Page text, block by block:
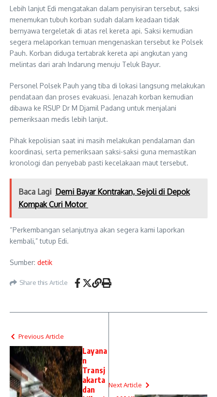
Lebih lanjut Edi mengatakan dalam penyisiran tersebut, saksi
menemukan tubuh korban sudah dalam keadaan tidak
bernyawa tergeletak di atas rel kereta api. Saksi kemudian
segera melaporkan temuan mengenaskan tersebut ke Polsek
Pauh. Korban diduga tertabrak kereta api angkutan yang
melintas dari arah Indarung menuju Teluk Bayur.
Personel Polsek Pauh yang tiba di lokasi langsung melakukan
pendataan dan proses evakuasi. Jenazah korban kemudian
dibawa ke RSUP Dr M Djamil Padang untuk menjalani
pemeriksaan medis lebih lanjut.
Pihak kepolisian saat ini masih melakukan pendalaman dan
koordinasi, serta pemeriksaan saksi-saksi guna memastikan
kronologi dan penyebab pasti kecelakaan maut tersebut.
Baca Lagi Demi Bayar Kontrakan, Sejoli di Depok
Kompak Curi Motor
“Perkembangan selanjutnya akan segera kami laporkan
kembali,” tutup Edi.
Sumber: detik
Share this Article
Previous Article
Layana
n
Transj
akarta
dan
Next Article